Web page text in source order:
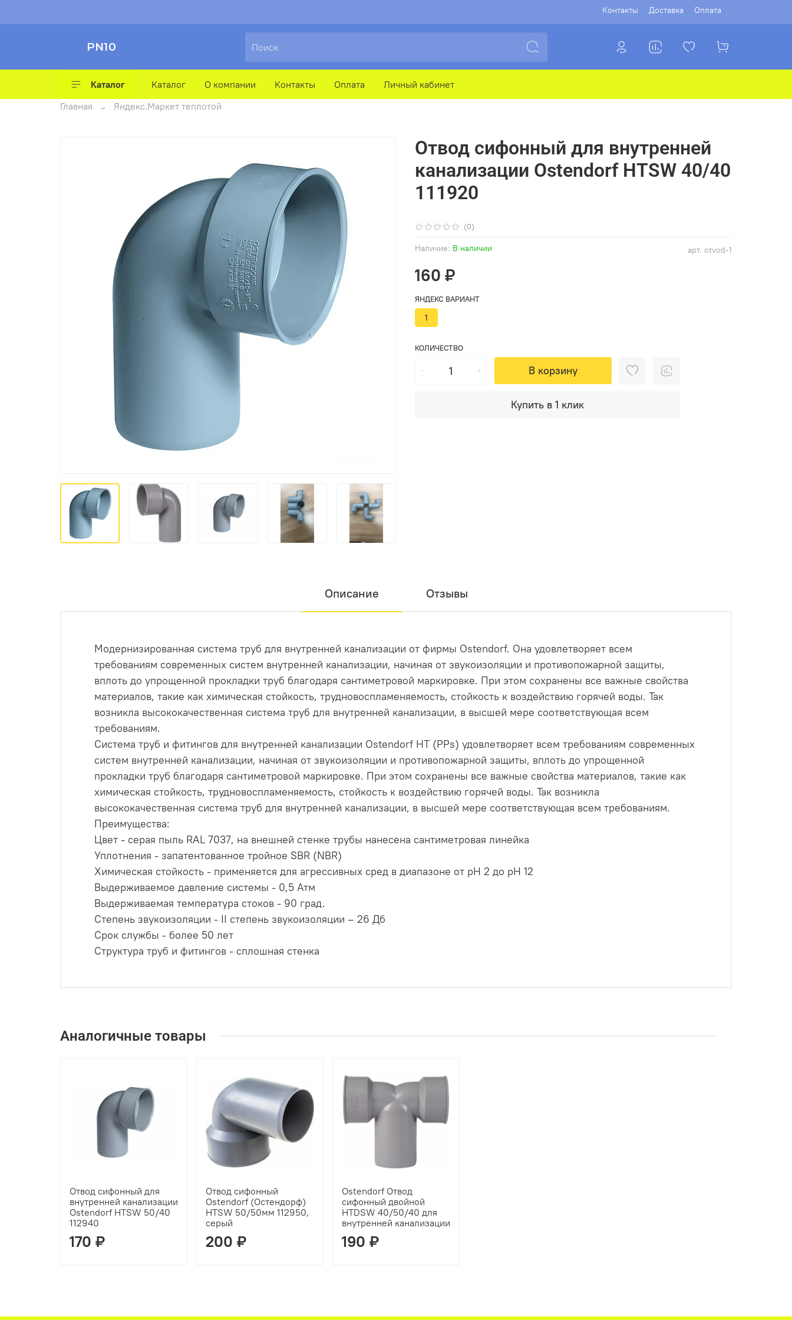
Контакты Доставка Оплата
PN10
Каталог Каталог О компании Контакты Оплата
Личный кабинет
Главная
Яндекс.Маркет теплотой
(0)
арт. otvod-1
Наличие: В наличии
Отвод сифонный для внутренней
канализации Ostendorf HTSW 40/40
111920
160 ₽
КОЛИЧЕСТВО
В корзину
Купить в 1 клик
ЯНДЕКС ВАРИАНТ
1
Описание Отзывы
Модернизированная система труб для внутренней канализации от фирмы Ostendorf. Она удовлетворяет всем
требованиям современных систем внутренней канализации, начиная от звукоизоляции и противопожарной защиты,
вплоть до упрощенной прокладки труб благодаря сантиметровой маркировке. При этом сохранены все важные свойства
материалов, такие как химическая стойкость, трудновоспламеняемость, стойкость к воздействию горячей воды. Так
возникла высококачественная система труб для внутренней канализации, в высшей мере соответствующая всем
требованиям.
Система труб и фитингов для внутренней канализации Ostendorf HT (PPs) удовлетворяет всем требованиям современных
систем внутренней канализации, начиная от звукоизоляции и противопожарной защиты, вплоть до упрощенной
прокладки труб благодаря сантиметровой маркировке. При этом сохранены все важные свойства материалов, такие как
химическая стойкость, трудновоспламеняемость, стойкость к воздействию горячей воды. Так возникла
высококачественная система труб для внутренней канализации, в высшей мере соответствующая всем требованиям.
Преимущества:
Цвет - серая пыль RAL 7037, на внешней стенке трубы нанесена сантиметровая линейка
Уплотнения - запатентованное тройное SBR (NBR)
Химическая стойкость - применяется для агрессивных сред в диапазоне от pH 2 до pH 12
Выдерживаемое давление системы - 0,5 Атм
Выдерживаемая температура стоков - 90 град.
Степень звукоизоляции - II степень звукоизоляции – 26 Дб
Срок службы - более 50 лет
Структура труб и фитингов - сплошная стенка
Аналогичные товары
Отвод сифонный для
внутренней канализации
Ostendorf HTSW 50/40
112940
170 ₽
Отвод сифонный
Ostendorf (Остендорф)
HTSW 50/50мм 112950,
серый
200 ₽
Ostendorf Отвод
сифонный двойной
HTDSW 40/50/40 для
внутренней канализации
190 ₽